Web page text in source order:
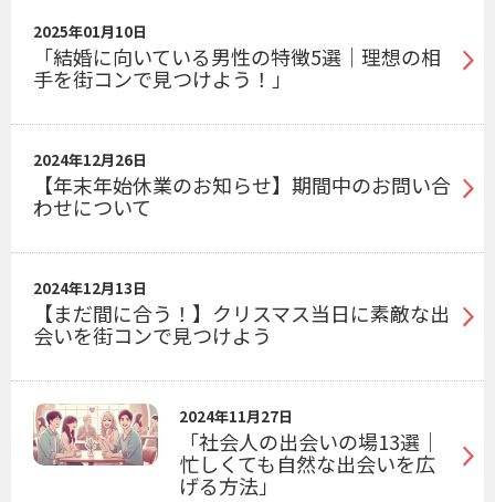
2025年01月10日
「結婚に向いている男性の特徴5選｜理想の相
手を街コンで見つけよう！」
2024年12月26日
【年末年始休業のお知らせ】期間中のお問い合
わせについて
2024年12月13日
【まだ間に合う！】クリスマス当日に素敵な出
会いを街コンで見つけよう
2024年11月27日
「社会人の出会いの場13選｜
忙しくても自然な出会いを広
げる方法」